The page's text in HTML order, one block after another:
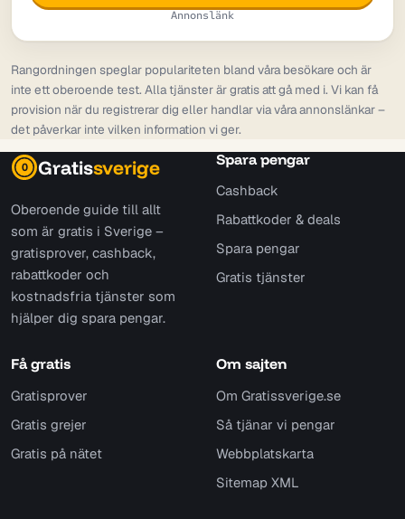
Annonslänk
Rangordningen speglar populariteten bland våra besökare och är
inte ett oberoende test. Alla tjänster är gratis att gå med i. Vi kan få
provision när du registrerar dig eller handlar via våra annonslänkar –
det påverkar inte vilken information vi ger.
0 Gratissverige
Oberoende guide till allt
som är gratis i Sverige –
gratisprover, cashback,
rabattkoder och
kostnadsfria tjänster som
hjälper dig spara pengar.
Spara pengar
Cashback
Rabattkoder & deals
Spara pengar
Gratis tjänster
Få gratis
Gratisprover
Gratis grejer
Gratis på nätet
Om sajten
Om Gratissverige.se
Så tjänar vi pengar
Webbplatskarta
Sitemap XML